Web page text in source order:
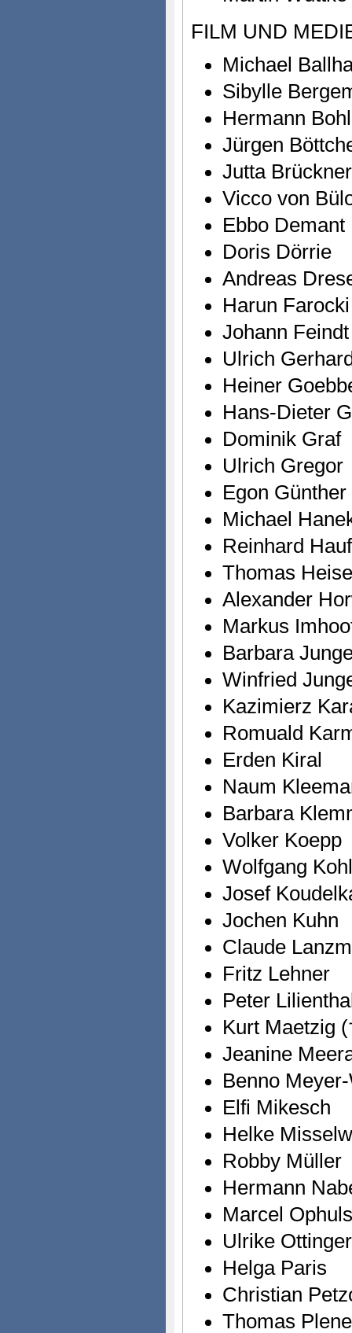
FILM UND
Michael
Sibylle
Hermann
Jürgen
Jutta Brückner
Vicco von
Ebbo Demant
Doris Dörrie
Andreas
Harun Farocki
Johann Feindt
Ulrich
Heiner
Hans-Dieter
Dominik Graf
Ulrich Gregor
Egon Günther
Michael
Reinhard
Thomas Heise
Alexander
Markus
Barbara
Winfried
Kazimierz
Romuald
Erden Kiral
Naum
Barbara
Volker Koepp
Wolfgang
Josef
Jochen Kuhn
Claude
Fritz Lehner
Peter
Kurt Maetzig
Jeanine
Benno
Elfi Mikesch
Helke
Robby Müller
Hermann
Marcel Ophuls
Ulrike Ottinger
Helga Paris
Christian
Thomas